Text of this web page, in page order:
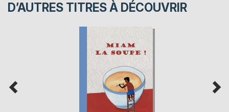
D’AUTRES TITRES À DÉCOUVRIR